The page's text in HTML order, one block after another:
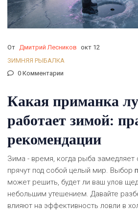
От Дмитрий Лесников окт 12
ЗИМНЯЯ РЫБАЛКА
0 Комментарии
Какая приманка
работает зимой:
рекомендации
Зима - время, когда рыба замедляет
прячут под собой целый мир. Выбор
может решить, будет ли ваш улов
небольшим утешением. Давайте
влияют на эффективность ловли в